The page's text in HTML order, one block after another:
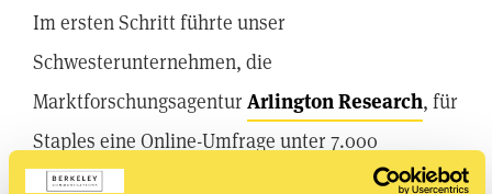
Im ersten Schritt führte unser
Schwesterunternehmen, die
Marktforschungsagentur Arlington Research, für
Staples eine Online-Umfrage unter 7.000
Büroangestellten aus zehn europäischen Ländern